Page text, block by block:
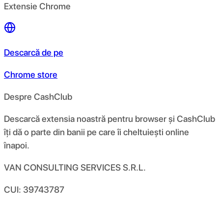
Extensie Chrome
Descarcă de pe
Chrome store
Despre CashClub
Descarcă extensia noastră pentru browser și CashClub
îți dă o parte din banii pe care îi cheltuiești online
înapoi.
VAN CONSULTING SERVICES S.R.L.
CUI: 39743787